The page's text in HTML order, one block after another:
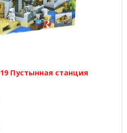
Пустынная станция